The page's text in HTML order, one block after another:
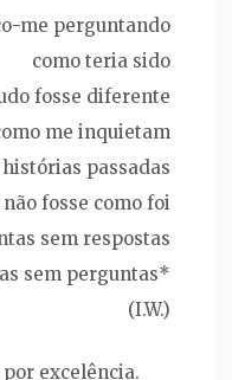
me perguntando
como teria sido
fosse diferente
me inquietam
histórias passadas
fosse como foi
sem respostas
sem perguntas*
(I.W.)
excelência.